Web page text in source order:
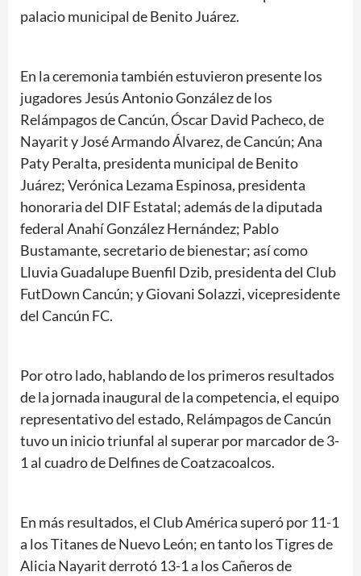
palacio municipal de Benito Juárez.
En la ceremonia también estuvieron presente los
jugadores Jesús Antonio González de los
Relámpagos de Cancún, Óscar David Pacheco, de
Nayarit y José Armando Álvarez, de Cancún; Ana
Paty Peralta, presidenta municipal de Benito
Juárez; Verónica Lezama Espinosa, presidenta
honoraria del DIF Estatal; además de la diputada
federal Anahí González Hernández; Pablo
Bustamante, secretario de bienestar; así como
Lluvia Guadalupe Buenfil Dzib, presidenta del Club
FutDown Cancún; y Giovani Solazzi, vicepresidente
del Cancún FC.
Por otro lado, hablando de los primeros resultados
de la jornada inaugural de la competencia, el equipo
representativo del estado, Relámpagos de Cancún
tuvo un inicio triunfal al superar por marcador de 3-
1 al cuadro de Delfines de Coatzacoalcos.
En más resultados, el Club América superó por 11-1
a los Titanes de Nuevo León; en tanto los Tigres de
Alicia Nayarit derrotó 13-1 a los Cañeros de